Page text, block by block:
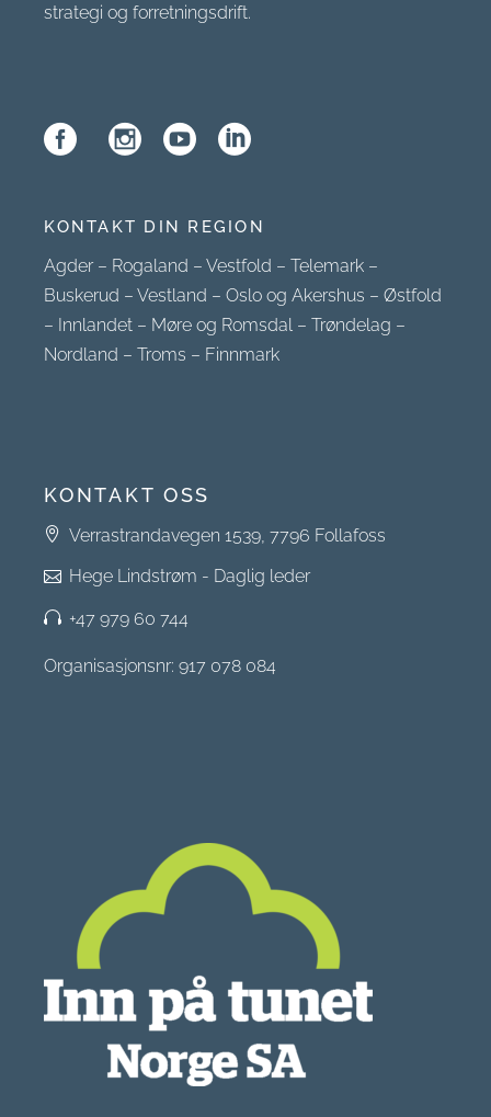
strategi og forretningsdrift.
KONTAKT DIN REGION
Agder– Rogaland –Vestfold –Telemark –
Buskerud –Vestland –Oslo og Akershus –Østfold
– Innlandet – Møre og Romsdal –Trøndelag –
Nordland –Troms – Finnmark
KONTAKT OSS
Verrastrandavegen 1539, 7796 Follafoss
Hege Lindstrøm - Daglig leder
+47 979 60 744
Organisasjonsnr: 917 078 084